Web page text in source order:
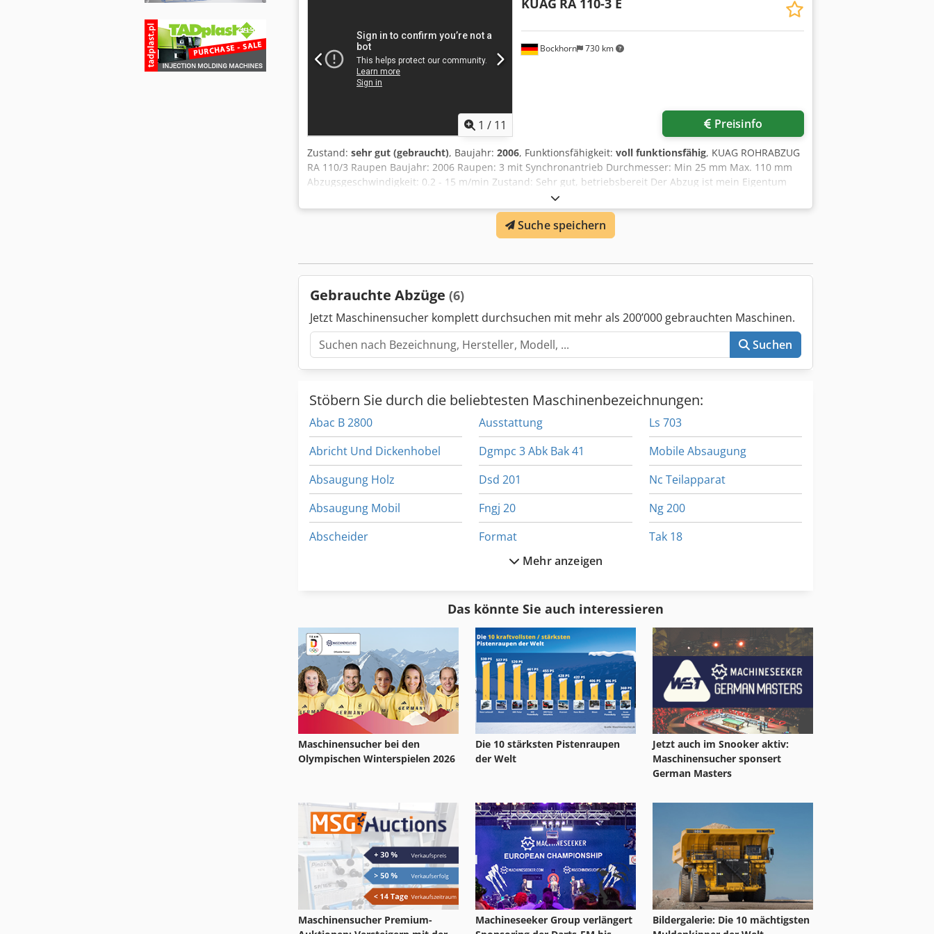
1 / 11
Bockhorn 730 km
KUAG RA 110-3 E
Preisinfo
Zustand: sehr gut (gebraucht), Baujahr: 2006, Funktionsfähigkeit: voll funktionsfähig, KUAG ROHRABZUG
RA 110/3 Raupen Baujahr: 2006 Raupen: 3 mit Synchronantrieb Durchmesser: Min 25 mm Max. 110 mm
Abzugsgeschwindigkeit: 0.2 - 15 m/min Zustand: Sehr gut, betriebsbereit Der Abzug ist mein Eigentum
Hablamos español Nous parlons français We speak English Sachal Extrusionsmaschinen D-26345
Bockhorn-Grabstede Crodpeyq Sdhefx Ab Asf Germany
Suche speichern
Gebrauchte Abzüge (6)
Jetzt Maschinensucher komplett durchsuchen mit mehr als 200’000 gebrauchten Maschinen.
Suchen
Stöbern Sie durch die beliebtesten Maschinenbezeichnungen:
Abac B 2800
Abricht Und Dickenhobel
Absaugung Holz
Absaugung Mobil
Abscheider
As 1050
Ausstattung
Dgmpc 3 Abk Bak 41
Dsd 201
Fngj 20
Format
Ga 11 Ff
Kgs 1670
Ls 703
Mobile Absaugung
Nc Teilapparat
Ng 200
Tak 18
Mehr anzeigen
Das könnte Sie auch interessieren
Maschinensucher bei den
Olympischen Winterspielen 2026
Die 10 stärksten Pistenraupen
der Welt
Jetzt auch im Snooker aktiv:
Maschinensucher sponsert
German Masters
Maschinensucher Premium-
Machineseeker Group verlängert
Bildergalerie: Die 10 mächtigsten